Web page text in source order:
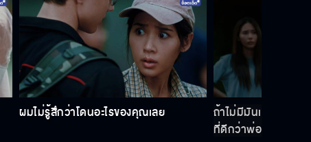
ต่อจากนี้ฉันจะอยู่ห่างๆ เธอ
เลิกยุ่งกับฉันสักทีเถอะ
ผมไม่รู้สึกว่าโดนอะไรของคุณเลย
ถ้าไม่มีมันเป็นมารหั
ที่ดีกว่าพ่อแกนั่นแหละ